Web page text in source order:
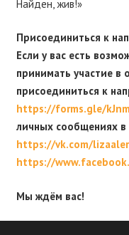
Найден, жив!»
Присоединиться к
Если у вас есть
принимать участие в
присоединиться к
https://forms.gle/
личных сообщениях в
https://vk.com/
https://
Мы ждём вас!